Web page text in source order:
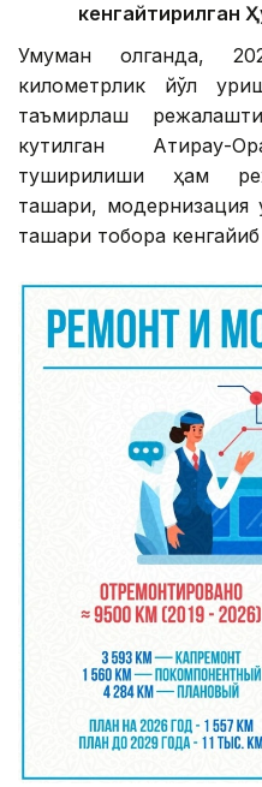
кенгайтирилган
Умуман олганда,
километрлик йўл
таъмирлаш
кутилган
туширилиши ҳам
ташқари,
ташқари тобора